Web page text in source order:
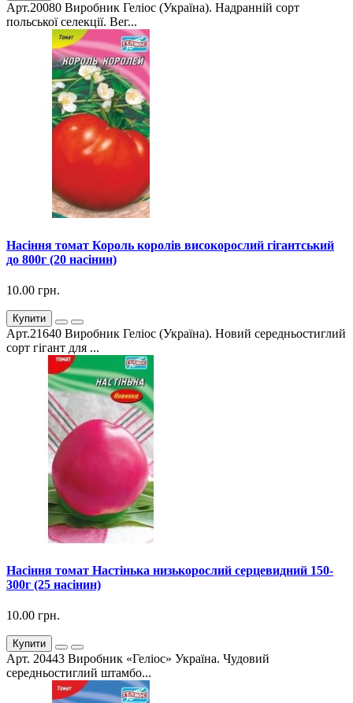
Арт.20080 Виробник Геліос (Україна). Надранній сорт
польської селекції. Вег...
Насіння томат Король королів високорослий гігантський
до 800г (20 насінин)
10.00 грн.
Купити
Арт.21640 Виробник Геліос (Україна). Новий середньостиглий
сорт гігант для ...
Насіння томат Настінька низькорослий серцевидний 150-
300г (25 насінин)
10.00 грн.
Купити
Арт. 20443 Виробник «Геліос» Україна. Чудовий
середньостиглий штамбо...